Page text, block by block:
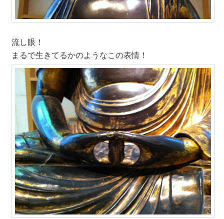
流し眼！
まるで生きてるかのようなこの表情！